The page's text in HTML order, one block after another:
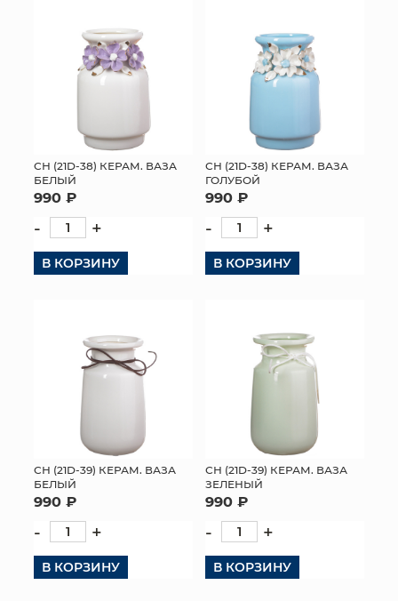
СН (21D-38) КЕРАМ. ВАЗА
БЕЛЫЙ
990 ₽
- +
В КОРЗИНУ
СН (21D-38) КЕРАМ. ВАЗА
ГОЛУБОЙ
990 ₽
- +
В КОРЗИНУ
СН (21D-39) КЕРАМ. ВАЗА
БЕЛЫЙ
990 ₽
- +
В КОРЗИНУ
СН (21D-39) КЕРАМ. ВАЗА
ЗЕЛЕНЫЙ
990 ₽
- +
В КОРЗИНУ